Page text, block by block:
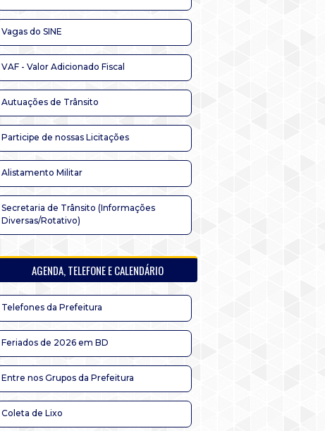
Vagas do SINE
VAF - Valor Adicionado Fiscal
Autuações de Trânsito
Participe de nossas Licitações
Alistamento Militar
Secretaria de Trânsito (Informações
Diversas/Rotativo)
AGENDA, TELEFONE E CALENDÁRIO
Telefones da Prefeitura
Feriados de 2026 em BD
Entre nos Grupos da Prefeitura
Coleta de Lixo